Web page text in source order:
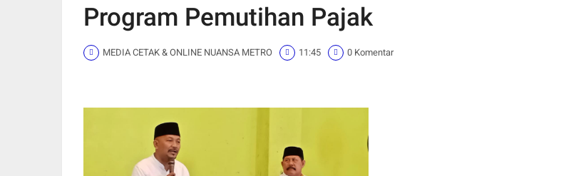
Program Pemutihan Pajak
MEDIA CETAK & ONLINE NUANSA METRO 11:45 0 Komentar